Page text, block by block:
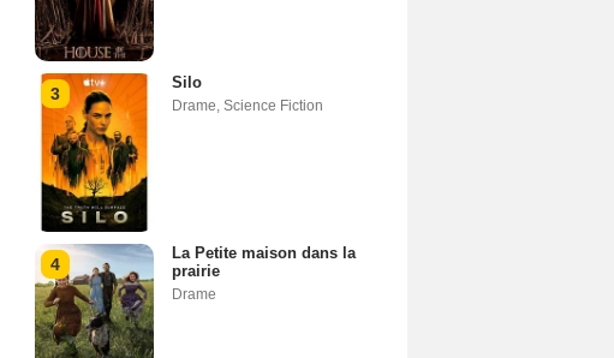
3
Silo
Drame Science Fiction
4
La Petite maison dans la
prairie
Drame